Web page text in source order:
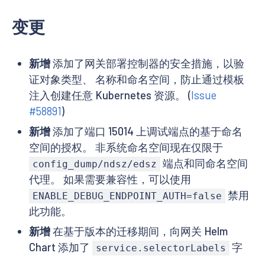
变更
新增添加了网关部署控制器的安全措施，以验
证对象类型、 名称和命名空间，防止通过模板
注入创建任意 Kubernetes 资源。 (Issue
#58891)
新增添加了端口 15014 上调试端点的基于命名
空间的授权。 非系统命名空间现在仅限于
config_dump/ndsz/edsz 端点和同命名空间
代理。 如果需要兼容性，可以使用
ENABLE_DEBUG_ENDPOINT_AUTH=false 禁用
此功能。
新增在基于版本的迁移期间，向网关 Helm
Chart 添加了
service.selectorLabels
字